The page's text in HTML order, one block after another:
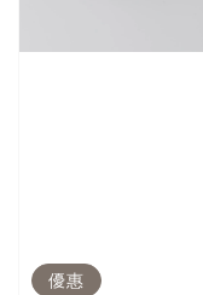
優惠